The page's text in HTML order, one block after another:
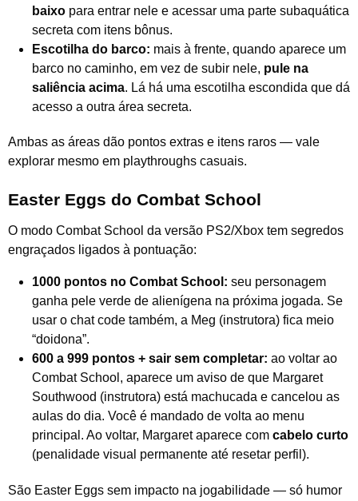
baixo para entrar nele e acessar uma parte subaquática
secreta com itens bônus.
Escotilha do barco: mais à frente, quando aparece um
barco no caminho, em vez de subir nele, pule na
saliência acima. Lá há uma escotilha escondida que dá
acesso a outra área secreta.
Ambas as áreas dão pontos extras e itens raros — vale
explorar mesmo em playthroughs casuais.
Easter Eggs do Combat School
O modo Combat School da versão PS2/Xbox tem segredos
engraçados ligados à pontuação:
1000 pontos no Combat School: seu personagem
ganha pele verde de alienígena na próxima jogada. Se
usar o chat code também, a Meg (instrutora) fica meio
“doidona”.
600 a 999 pontos + sair sem completar: ao voltar ao
Combat School, aparece um aviso de que Margaret
Southwood (instrutora) está machucada e cancelou as
aulas do dia. Você é mandado de volta ao menu
principal. Ao voltar, Margaret aparece com cabelo curto
(penalidade visual permanente até resetar perfil).
São Easter Eggs sem impacto na jogabilidade — só humor